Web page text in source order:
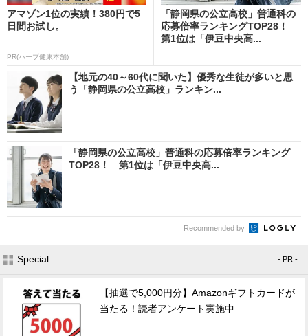
アマゾン1位の実績！380円で5
日間お試し。
PR(ハーブ健康本舗)
「静岡県の公立高校」普通科の
応募倍率ランキングTOP28！
第1位は「伊豆中央高...
【地元の40～60代に聞いた】優秀な生徒が多いと思
う「静岡県の公立高校」ランキン...
「静岡県の公立高校」普通科の応募倍率ランキング
TOP28！ 第1位は「伊豆中央高...
Recommended by
Special - PR -
【抽選で5,000円分】Amazonギフトカードが
当たる！読者アンケート実施中